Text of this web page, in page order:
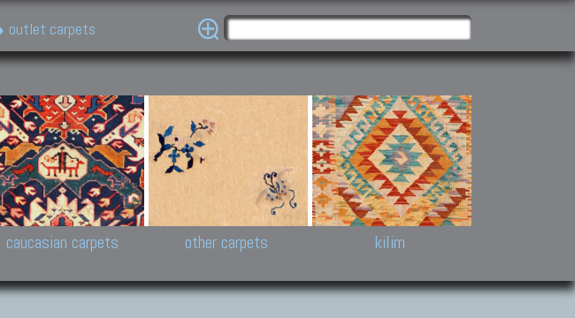
outlet carpets
Carpets
carpets, Agra, Zigler,
Herat, Gazni, Pastu,
and Hyderabad
and Afghan
Caucasian Carpets
Antique Caucasian carpets:
Shirvan, Kuba, Lesghi, Ci-ci.
Kazak and Karabakh rugs
New and old Caucasian
caucasian carpets
Other Carpets
Antique Anatolian carpets.
Old and new Turkish rugs.
Antique Chinese carpets.
Turkmen, Khotan, Bukhara
carpets.
Other antique rugs
other carpets kilim